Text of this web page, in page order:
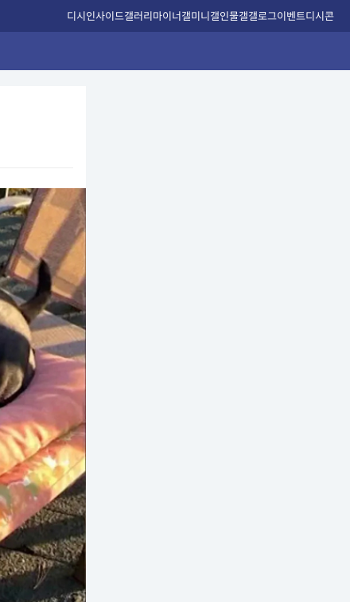
디시인사이드갤러리마이너갤미니갤인물갤갤로그이벤트디시콘